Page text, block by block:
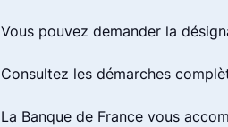
Vous pouvez demander la
Consultez les démarches
La Banque de France vous